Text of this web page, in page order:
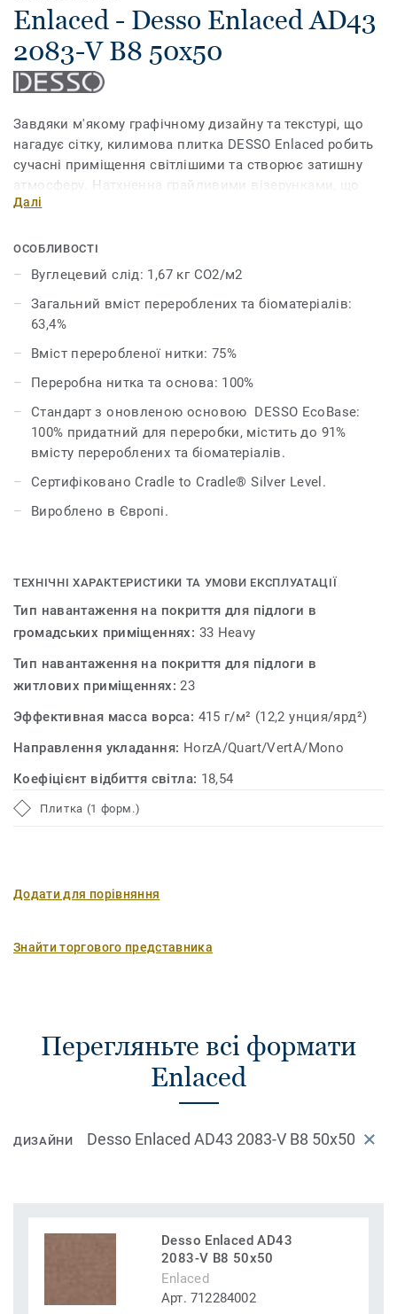
Enlaced - Desso Enlaced AD43
2083-V B8 50x50
Завдяки м'якому графічному дизайну та текстурі, що
нагадує сітку, килимова плитка DESSO Enlaced робить
сучасні приміщення світлішими та створює затишну
атмосферу. Натхненна грайливими візерунками, що
утворюються під дією природного світла, яке проникає
палітру світлих кольорів — від нейтральних до
яскравих акцентів. Кожна плитка виготовлена з
фарбованої в масі нитки PA6, що на 75% складається з
переробленого матеріалу, та основи EcoBase®. Це
рішення забезпечує довговічність і дозволяє
повернути килимову плитку для переробки після
стандартно постачається з нашою вдосконаленою
основою EcoBase, в якій новий біокомпонент замінює
основний компонент, що раніше складався з
нафтопродуктів.Ця колекція є частиною нашої серії
Далі
ОСОБЛИВОСТІ
Вуглецевий слід: 1,67 кг CO2/м2
Загальний вміст перероблених та біоматеріалів:
63,4%
Вміст переробленої нитки: 75%
Переробна нитка та основа: 100%
Стандарт з оновленою основою DESSO EcoBase:
100% придатний для переробки, містить до 91%
вмісту перероблених та біоматеріалів.
Сертифіковано Cradle to Cradle® Silver Level.
Вироблено в Європі.
ТЕХНІЧНІ ХАРАКТЕРИСТИКИ ТА УМОВИ ЕКСПЛУАТАЦІЇ
Тип навантаження на покриття для підлоги в
громадських приміщеннях: 33 Heavy
Тип навантаження на покриття для підлоги в
житлових приміщеннях:23
Эффективная масса ворса: 415 г/м² (12,2 унция/ярд²)
Направлення укладання: HorzA/Quart/VertA/Mono
Коефіцієнт відбиття світла: 18,54
Плитка (1 форм.)
Додати для порівняння
Знайти торгового представника
Перегляньте всі формати
Enlaced
ДИЗАЙНИ Desso Enlaced AD43 2083-V B8 50x50
Desso Enlaced AD43
2083-V B8 50x50
Enlaced
Арт. 712284002